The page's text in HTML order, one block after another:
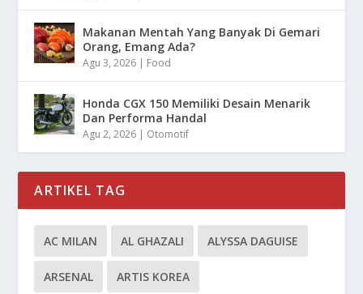
Makanan Mentah Yang Banyak Di Gemari
Orang, Emang Ada?
Agu 3, 2026 | Food
Honda CGX 150 Memiliki Desain Menarik
Dan Performa Handal
Agu 2, 2026 | Otomotif
ARTIKEL TAG
AC MILAN AL GHAZALI ALYSSA DAGUISE
ARSENAL ARTIS KOREA